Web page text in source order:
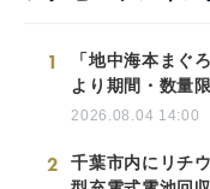
1
「地中海本まぐ
より期間・数量
2026.08.04 14:00
2
千葉市内にリチ